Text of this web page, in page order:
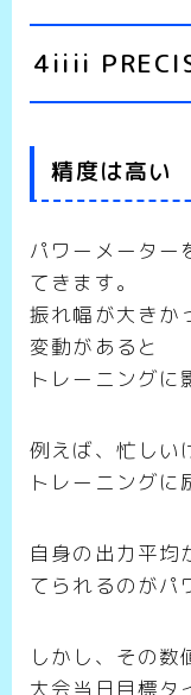
4iiii
精度は高い
パワーメーター
てきます。
振れ幅が大きか
変動があると
トレーニングに
例えば、忙しい
トレーニングに
自身の出力平均
てられるのがパ
しかし、その数
大会当日目標タ